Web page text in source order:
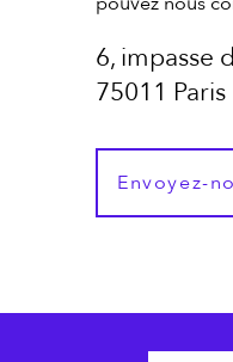
6, impasse
75011 Paris
Envoyez-